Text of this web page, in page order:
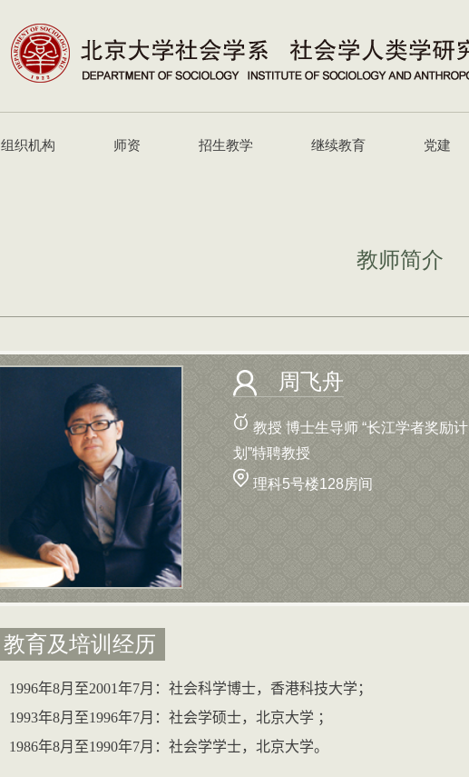
组织机构 师资 招生教学 继续教育 党建
教师简介
周飞舟
教授 博士生导师 “长江学者奖励计
划”特聘教授
理科5号楼128房间
教育及培训经历
1996年8月至2001年7月：社会科学博士，香港科技大学；
1993年8月至1996年7月：社会学硕士，北京大学 ；
1986年8月至1990年7月：社会学学士，北京大学。